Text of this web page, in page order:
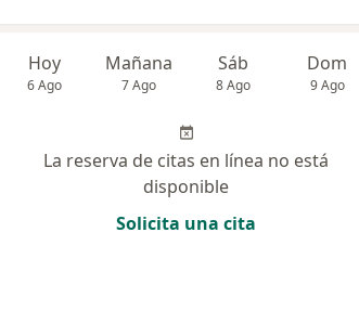
Hoy
6 Ago
Mañana
7 Ago
Sáb
8 Ago
Dom
9 Ago
La reserva de citas en línea no está
disponible
Solicita una cita